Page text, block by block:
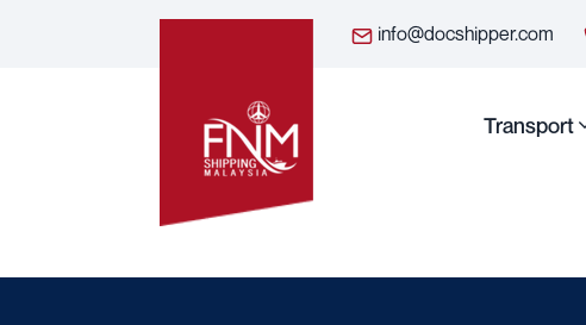
info@docshipper.com
Transport